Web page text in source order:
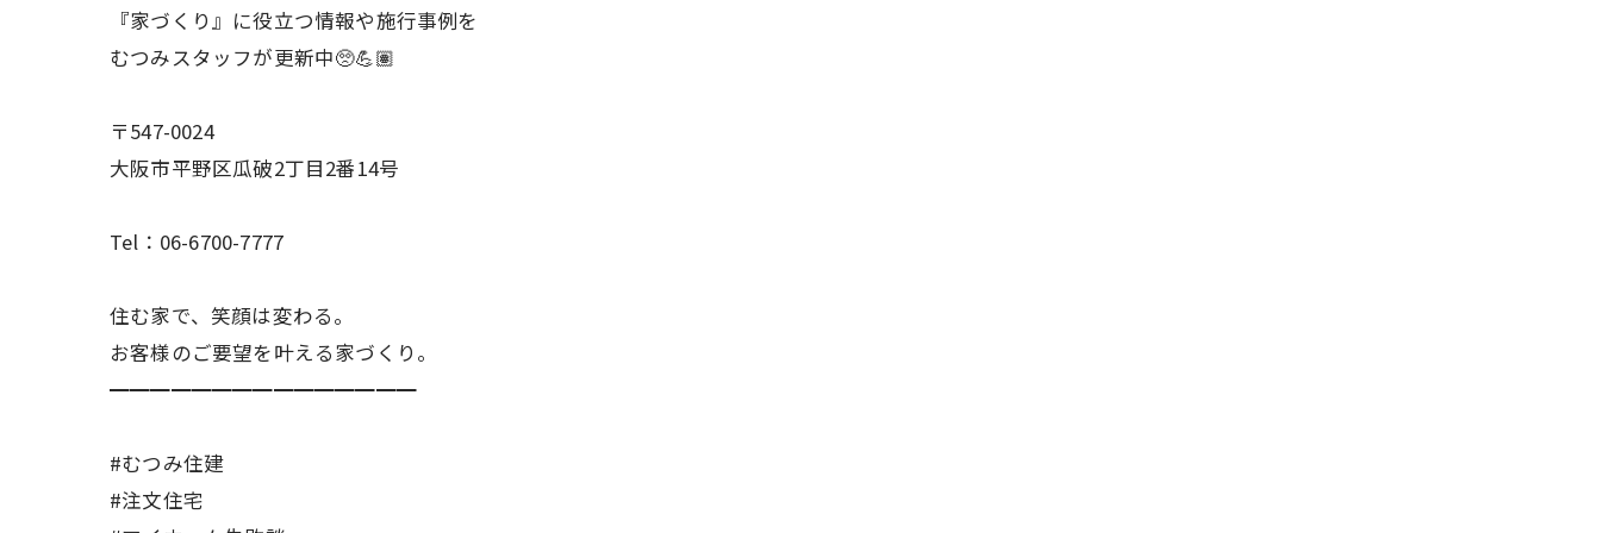
『家づくり』に役立つ情報や施行事例を
むつみスタッフが更新中🥺💪🏽
〒547-0024
大阪市平野区瓜破2丁目2番14号
Tel：06-6700-7777
住む家で、笑顔は変わる。
お客様のご要望を叶える家づくり。
━━━━━━━━━━━━━━━
#むつみ住建
#注文住宅